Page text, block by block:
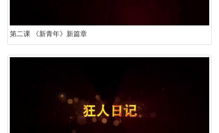
第二课 《新青年》新篇章